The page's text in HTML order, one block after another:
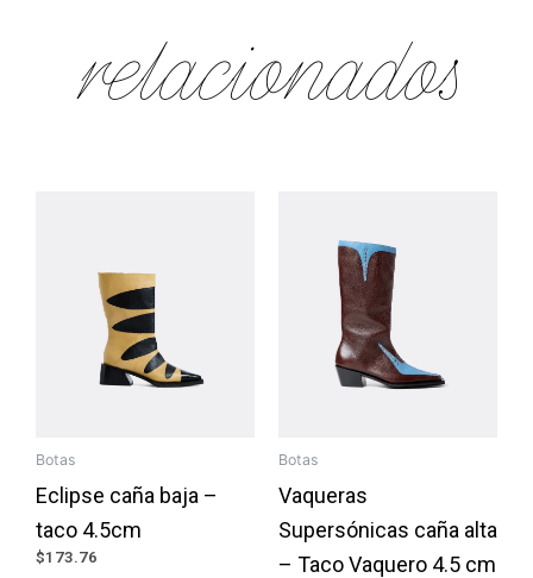
relacionados
Botas
Eclipse caña baja –
taco 4.5cm
$173.76
Botas
Vaqueras
Supersónicas caña alta
– Taco Vaquero 4.5 cm